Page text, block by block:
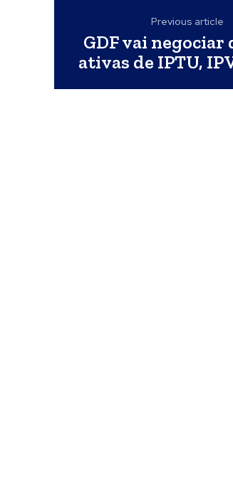
Previous article
GDF vai negociar
ativas de IPTU,